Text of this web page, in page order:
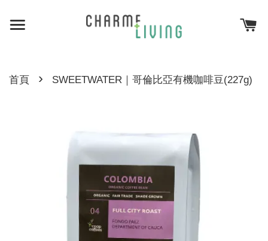
首頁 › SWEETWATER｜哥倫比亞有機咖啡豆(227g)